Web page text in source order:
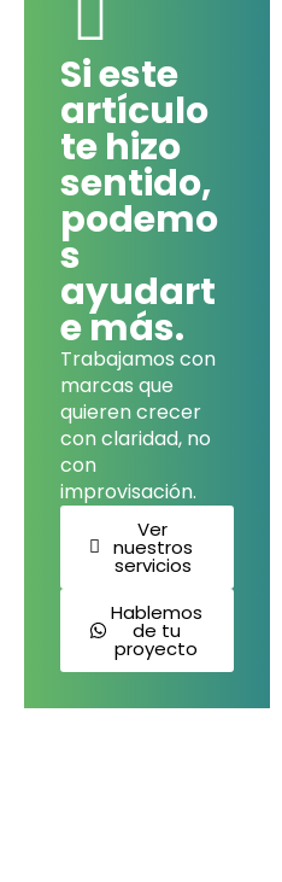
Si este
artículo
te hizo
sentido,
podemo
s
ayudart
e más.
Trabajamos con
marcas que
quieren crecer
con claridad, no
con
improvisación.
Ver
nuestros
servicios
Hablemos
de tu
proyecto